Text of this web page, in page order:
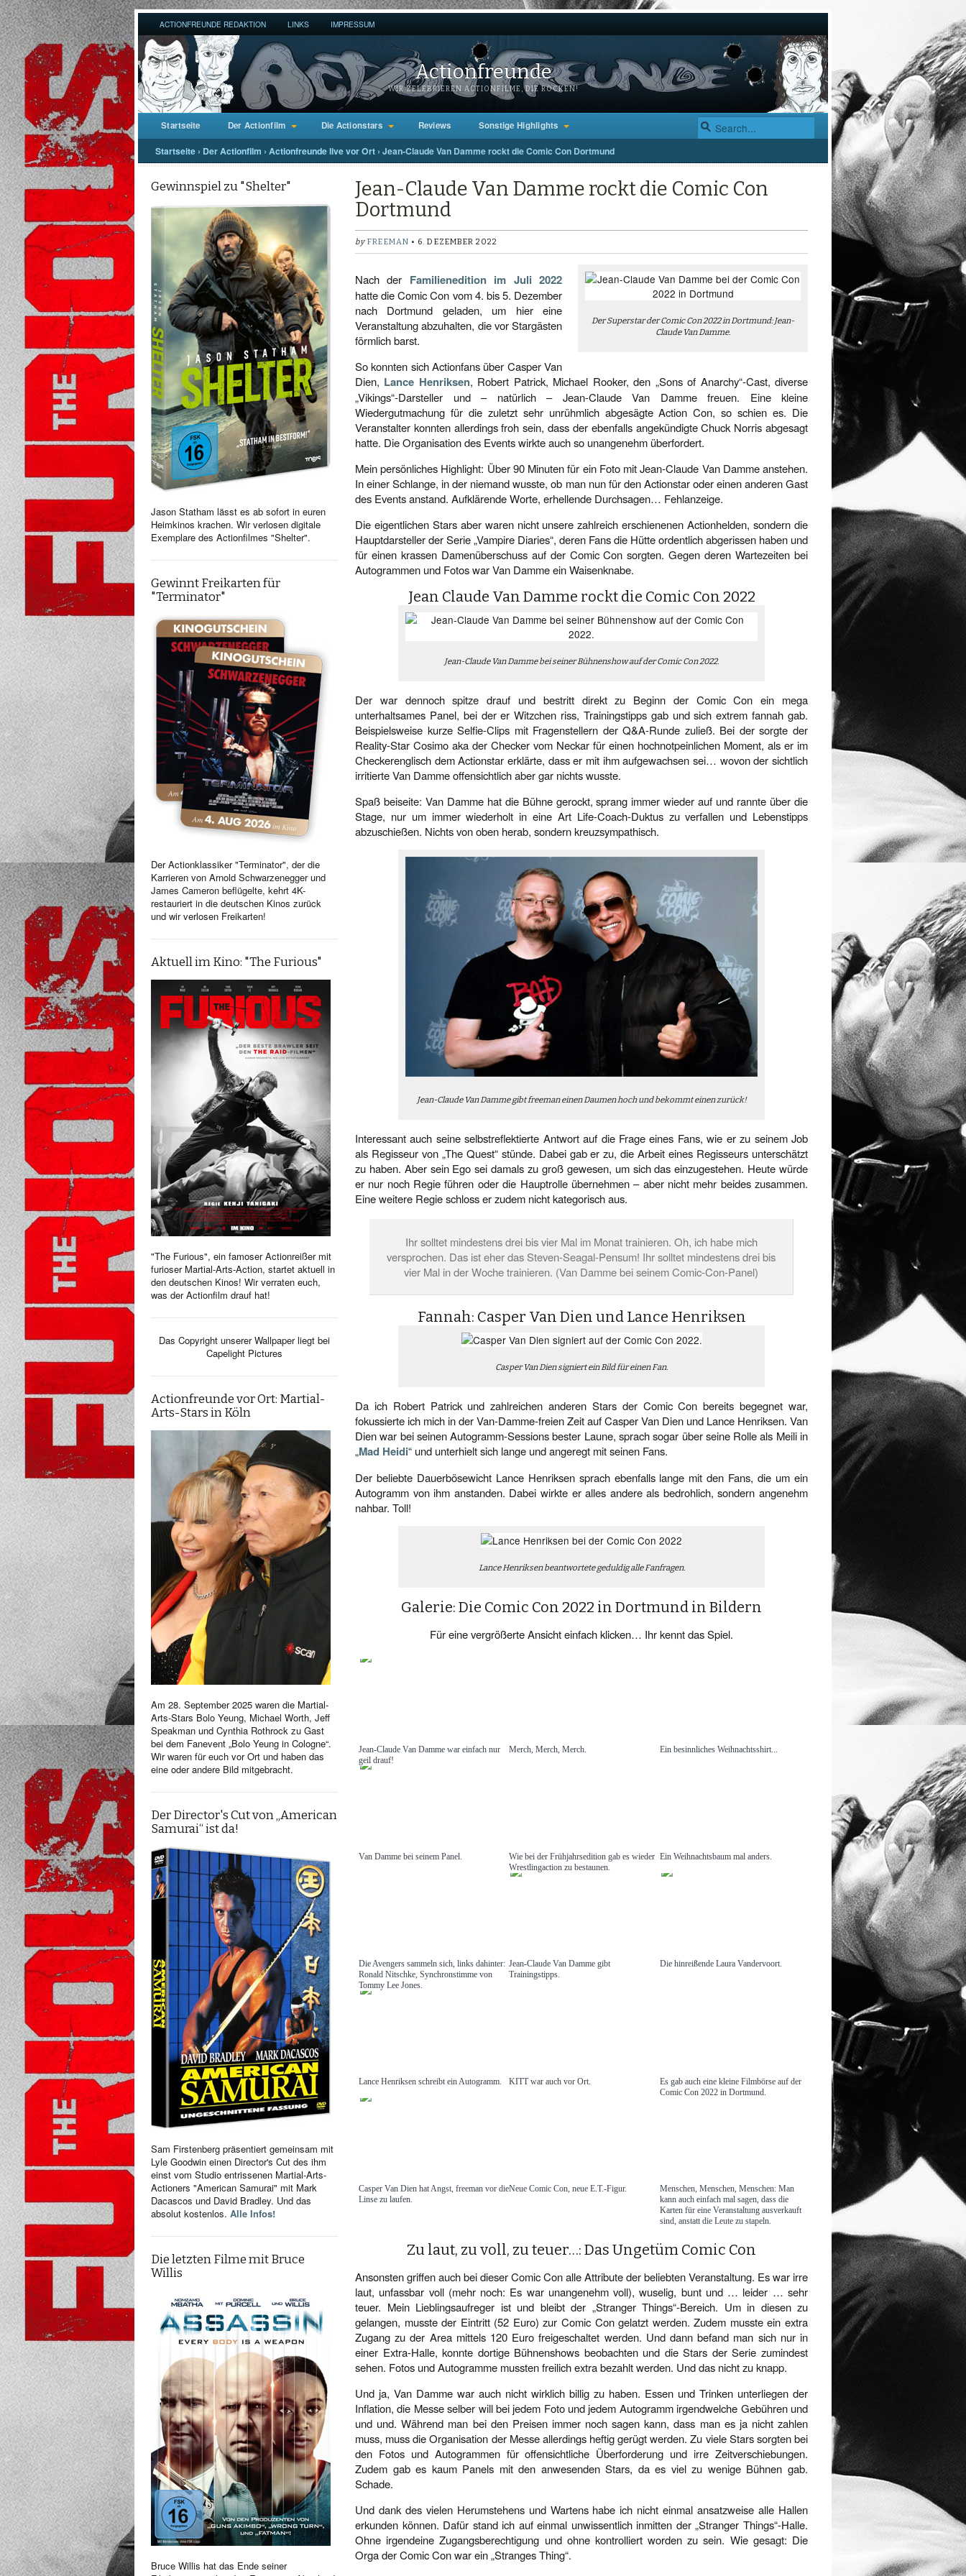
ACTIONFREUNDE REDAKTION LINKS IMPRESSUM
Actionfreunde
WIR ZELEBRIEREN ACTIONFILME, DIE ROCKEN!
Startseite Der Actionfilm Die Actionstars Reviews Sonstige Highlights
Startseite › Der Actionfilm › Actionfreunde live vor Ort › Jean-Claude Van Damme rockt die Comic Con Dortmund
Gewinnspiel zu "Shelter"
Jason Statham lässt es ab sofort in euren
Heimkinos krachen. Wir verlosen digitale
Exemplare des Actionfilmes "Shelter".
Gewinnt Freikarten für
"Terminator"
Der Actionklassiker "Terminator", der die
Karrieren von Arnold Schwarzenegger und
James Cameron beflügelte, kehrt 4K-
restauriert in die deutschen Kinos zurück
und wir verlosen Freikarten!
Aktuell im Kino: "The Furious"
"The Furious", ein famoser Actionreißer mit
furioser Martial-Arts-Action, startet aktuell in
den deutschen Kinos! Wir verraten euch,
was der Actionfilm drauf hat!
Das Copyright unserer Wallpaper liegt bei
Capelight Pictures
Actionfreunde vor Ort: Martial-
Arts-Stars in Köln
Am 28. September 2025 waren die Martial-
Arts-Stars Bolo Yeung, Michael Worth, Jeff
Speakman und Cynthia Rothrock zu Gast
bei dem Fanevent „Bolo Yeung in Cologne“.
Wir waren für euch vor Ort und haben das
eine oder andere Bild mitgebracht.
Der Director's Cut von „American
Samurai“ ist da!
Sam Firstenberg präsentiert gemeinsam mit
Lyle Goodwin einen Director's Cut des ihm
einst vom Studio entrissenen Martial-Arts-
Actioners "American Samurai" mit Mark
Dacascos und David Bradley. Und das
absolut kostenlos. Alle Infos!
Die letzten Filme mit Bruce
Willis
Bruce Willis hat das Ende seiner
Jean-Claude Van Damme rockt die Comic Con
Dortmund
by FREEMAN • 6. DEZEMBER 2022
Der Superstar der Comic Con 2022 in Dortmund: Jean-
Claude Van Damme.
Nach der Familienedition im Juli 2022
hatte die Comic Con vom 4. bis 5. Dezember
nach Dortmund geladen, um hier eine
Veranstaltung abzuhalten, die vor Stargästen
förmlich barst.
So konnten sich Actionfans über Casper Van
Dien, Lance Henriksen, Robert Patrick, Michael Rooker, den „Sons of Anarchy“-Cast, diverse
„Vikings“-Darsteller und – natürlich – Jean-Claude Van Damme freuen. Eine kleine
Wiedergutmachung für die zuletzt sehr unrühmlich abgesägte Action Con, so schien es. Die
Veranstalter konnten allerdings froh sein, dass der ebenfalls angekündigte Chuck Norris abgesagt
hatte. Die Organisation des Events wirkte auch so unangenehm überfordert.
Mein persönliches Highlight: Über 90 Minuten für ein Foto mit Jean-Claude Van Damme anstehen.
In einer Schlange, in der niemand wusste, ob man nun für den Actionstar oder einen anderen Gast
des Events anstand. Aufklärende Worte, erhellende Durchsagen… Fehlanzeige.
Die eigentlichen Stars aber waren nicht unsere zahlreich erschienenen Actionhelden, sondern die
Hauptdarsteller der Serie „Vampire Diaries“, deren Fans die Hütte ordentlich abgerissen haben und
für einen krassen Damenüberschuss auf der Comic Con sorgten. Gegen deren Wartezeiten bei
Autogrammen und Fotos war Van Damme ein Waisenknabe.
Jean Claude Van Damme rockt die Comic Con 2022
Jean-Claude Van Damme bei seiner Bühnenshow auf der Comic Con 2022.
Der war dennoch spitze drauf und bestritt direkt zu Beginn der Comic Con ein mega
unterhaltsames Panel, bei der er Witzchen riss, Trainingstipps gab und sich extrem fannah gab.
Beispielsweise kurze Selfie-Clips mit Fragenstellern der Q&A-Runde zuließ. Bei der sorgte der
Reality-Star Cosimo aka der Checker vom Neckar für einen hochnotpeinlichen Moment, als er im
Checkerenglisch dem Actionstar erklärte, dass er mit ihm aufgewachsen sei… wovon der sichtlich
irritierte Van Damme offensichtlich aber gar nichts wusste.
Spaß beiseite: Van Damme hat die Bühne gerockt, sprang immer wieder auf und rannte über die
Stage, nur um immer wiederholt in eine Art Life-Coach-Duktus zu verfallen und Lebenstipps
abzuschießen. Nichts von oben herab, sondern kreuzsympathisch.
Jean-Claude Van Damme gibt freeman einen Daumen hoch und bekommt einen zurück!
Interessant auch seine selbstreflektierte Antwort auf die Frage eines Fans, wie er zu seinem Job
als Regisseur von „The Quest“ stünde. Dabei gab er zu, die Arbeit eines Regisseurs unterschätzt
zu haben. Aber sein Ego sei damals zu groß gewesen, um sich das einzugestehen. Heute würde
er nur noch Regie führen oder die Hauptrolle übernehmen – aber nicht mehr beides zusammen.
Eine weitere Regie schloss er zudem nicht kategorisch aus.
Ihr solltet mindestens drei bis vier Mal im Monat trainieren. Oh, ich habe mich
versprochen. Das ist eher das Steven-Seagal-Pensum! Ihr solltet mindestens drei bis
vier Mal in der Woche trainieren. (Van Damme bei seinem Comic-Con-Panel)
Fannah: Casper Van Dien und Lance Henriksen
Casper Van Dien signiert ein Bild für einen Fan.
Da ich Robert Patrick und zahlreichen anderen Stars der Comic Con bereits begegnet war,
fokussierte ich mich in der Van-Damme-freien Zeit auf Casper Van Dien und Lance Henriksen. Van
Dien war bei seinen Autogramm-Sessions bester Laune, sprach sogar über seine Rolle als Meili in
„Mad Heidi“ und unterhielt sich lange und angeregt mit seinen Fans.
Der beliebte Dauerbösewicht Lance Henriksen sprach ebenfalls lange mit den Fans, die um ein
Autogramm von ihm anstanden. Dabei wirkte er alles andere als bedrohlich, sondern angenehm
nahbar. Toll!
Lance Henriksen beantwortete geduldig alle Fanfragen.
Galerie: Die Comic Con 2022 in Dortmund in Bildern
Für eine vergrößerte Ansicht einfach klicken… Ihr kennt das Spiel.
Jean-Claude Van Damme war einfach nur
geil drauf!
Merch, Merch, Merch. Ein besinnliches Weihnachtsshirt...
Van Damme bei seinem Panel.
Wie bei der Frühjahrsedition gab es wieder
Wrestlingaction zu bestaunen.
Ein Weihnachtsbaum mal anders.
Die Avengers sammeln sich, links dahinter:
Ronald Nitschke, Synchronstimme von
Tommy Lee Jones.
Jean-Claude Van Damme gibt
Trainingstipps.
Die hinreißende Laura Vandervoort.
Lance Henriksen schreibt ein Autogramm. KITT war auch vor Ort.
Es gab auch eine kleine Filmbörse auf der
Comic Con 2022 in Dortmund.
Casper Van Dien hat Angst, freeman vor die
Linse zu laufen.
Neue Comic Con, neue E.T.-Figur.
Menschen, Menschen, Menschen: Man
kann auch einfach mal sagen, dass die
Karten für eine Veranstaltung ausverkauft
sind, anstatt die Leute zu stapeln.
Zu laut, zu voll, zu teuer…: Das Ungetüm Comic Con
Ansonsten griffen auch bei dieser Comic Con alle Attribute der beliebten Veranstaltung. Es war irre
laut, unfassbar voll (mehr noch: Es war unangenehm voll), wuselig, bunt und … leider … sehr
teuer. Mein Lieblingsaufreger ist und bleibt der „Stranger Things“-Bereich. Um in diesen zu
gelangen, musste der Eintritt (52 Euro) zur Comic Con gelatzt werden. Zudem musste ein extra
Zugang zu der Area mittels 120 Euro freigeschaltet werden. Und dann befand man sich nur in
einer Extra-Halle, konnte dortige Bühnenshows beobachten und die Stars der Serie zumindest
sehen. Fotos und Autogramme mussten freilich extra bezahlt werden. Und das nicht zu knapp.
Und ja, Van Damme war auch nicht wirklich billig zu haben. Essen und Trinken unterliegen der
Inflation, die Messe selber will bei jedem Foto und jedem Autogramm irgendwelche Gebühren und
und und. Während man bei den Preisen immer noch sagen kann, dass man es ja nicht zahlen
muss, muss die Organisation der Messe allerdings heftig gerügt werden. Zu viele Stars sorgten bei
den Fotos und Autogrammen für offensichtliche Überforderung und irre Zeitverschiebungen.
Zudem gab es kaum Panels mit den anwesenden Stars, da es viel zu wenige Bühnen gab.
Schade.
Und dank des vielen Herumstehens und Wartens habe ich nicht einmal ansatzweise alle Hallen
erkunden können. Dafür stand ich auf einmal unwissentlich inmitten der „Stranger Things“-Halle.
Ohne irgendeine Zugangsberechtigung und ohne kontrolliert worden zu sein. Wie gesagt: Die
Orga der Comic Con war ein „Stranges Thing“.